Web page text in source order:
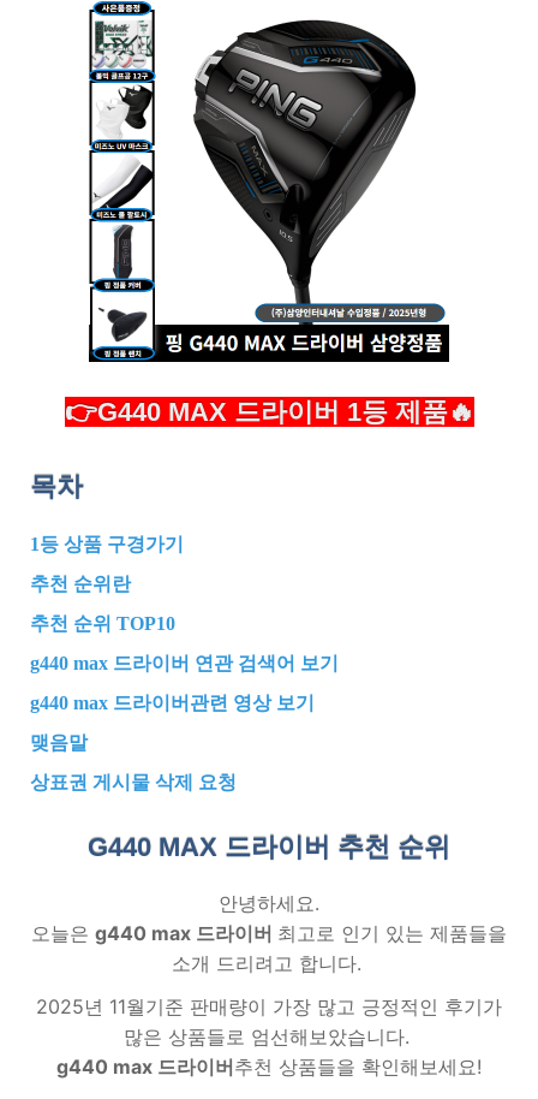
👉G440 MAX 드라이버 1등 제품🔥
목차
1등 상품 구경가기
추천 순위란
추천 순위 TOP10
g440 max 드라이버 연관 검색어 보기
g440 max 드라이버관련 영상 보기
맺음말
상표권 게시물 삭제 요청
G440 MAX 드라이버 추천 순위
안녕하세요.
오늘은 g440 max 드라이버 최고로 인기 있는 제품들을
소개 드리려고 합니다.
2025년 11월기준 판매량이 가장 많고 긍정적인 후기가
많은 상품들로 엄선해보았습니다.
g440 max 드라이버추천 상품들을 확인해보세요!